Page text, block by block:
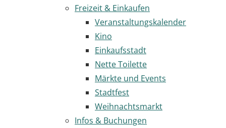
Freizeit & Einkaufen
Veranstaltungskalender
Kino
Einkaufsstadt
Nette Toilette
Märkte und Events
Stadtfest
Weihnachtsmarkt
Infos & Buchungen